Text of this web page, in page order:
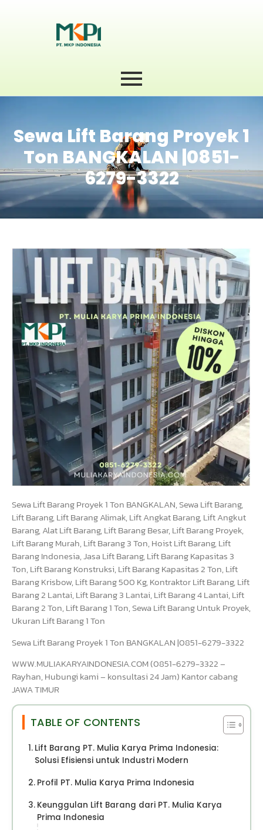
Sewa Lift Barang Proyek 1
Ton BANGKALAN |0851-
6279-3322
Sewa Lift Barang Proyek 1 Ton BANGKALAN, Sewa Lift Barang,
Lift Barang, Lift Barang Alimak, Lift Angkat Barang, Lift Angkut
Barang, Alat Lift Barang, Lift Barang Besar, Lift Barang Proyek,
Lift Barang Murah, Lift Barang 3 Ton, Hoist Lift Barang, Lift
Barang Indonesia, Jasa Lift Barang, Lift Barang Kapasitas 3
Ton, Lift Barang Konstruksi, Lift Barang Kapasitas 2 Ton, Lift
Barang Krisbow, Lift Barang 500 Kg, Kontraktor Lift Barang, Lift
Barang 2 Lantai, Lift Barang 3 Lantai, Lift Barang 4 Lantai, Lift
Barang 2 Ton, Lift Barang 1 Ton, Sewa Lift Barang Untuk Proyek,
Ukuran Lift Barang 1 Ton
Sewa Lift Barang Proyek 1 Ton BANGKALAN |0851-6279-3322
WWW.MULIAKARYAINDONESIA.COM (0851-6279-3322 –
Rayhan, Hubungi kami – konsultasi 24 Jam) Kantor cabang
JAWA TIMUR
TABLE OF CONTENTS
Lift Barang PT. Mulia Karya Prima Indonesia:
Solusi Efisiensi untuk Industri Modern
Profil PT. Mulia Karya Prima Indonesia
Keunggulan Lift Barang dari PT. Mulia Karya
Prima Indonesia